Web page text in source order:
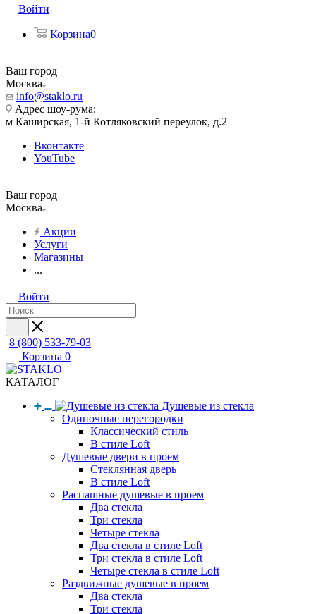
Войти
Корзина0
Ваш город
Москва
info@staklo.ru
Адрес шоу-рума:
м Каширская, 1-й Котляковский переулок, д.2
Вконтакте
YouTube
Ваш город
Москва
Акции
Услуги
Магазины
...
Войти
8 (800) 533-79-03
Корзина 0
КАТАЛОГ
Душевые из стекла
Одиночные перегородки
Классический стиль
В стиле Loft
Душевые двери в проем
Стеклянная дверь
В стиле Loft
Распашные душевые в проем
Два стекла
Три стекла
Четыре стекла
Два стекла в стиле Loft
Три стекла в стиле Loft
Четыре стекла в стиле Loft
Раздвижные душевые в проем
Два стекла
Три стекла